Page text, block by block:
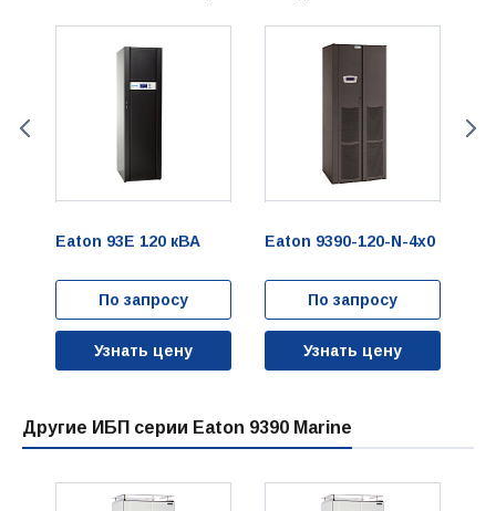
Eaton 93E 120 кВА
По запросу
Узнать цену
Eaton 9390-120-N-4x0
По запросу
Узнать цену
Другие ИБП серии Eaton 9390 Marine